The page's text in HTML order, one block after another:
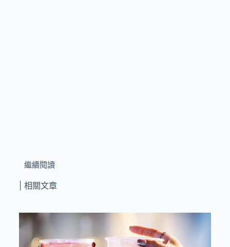
繼續閱讀
| 相關文章